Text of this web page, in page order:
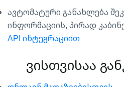
ავტომატური განახლება
ინფორმაციის, პირად
API ინტეგრაციით
ვისთვისაა